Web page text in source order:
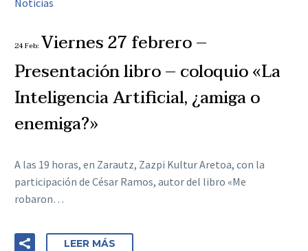
24 Feb: Viernes 27 febrero –
Presentación libro – coloquio «La
Inteligencia Artificial, ¿amiga o
enemiga?»
A las 19 horas, en Zarautz, Zazpi Kultur Aretoa, con la
participación de César Ramos, autor del libro «Me
robaron…
LEER MÁS